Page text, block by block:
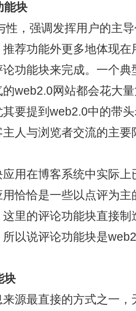
能块
性，强调发挥用户的主
荐功能外更多地体现
论功能块来完成。一个
web2.0网站都会花大
要提到web2.0中的带
人与浏览者交流的主
在博客系统中实际上
恰恰是一些以点评为
里的评论功能块直接
以说评论功能块是
块
最直接的方式之一，